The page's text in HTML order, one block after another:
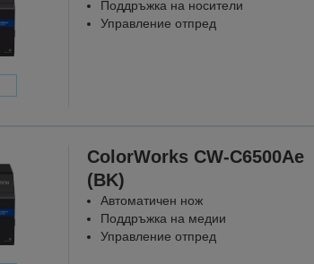
Поддръжка на носители
Управление отпред
ColorWorks CW-C6500Ae
(BK)
Автоматичен нож
Поддръжка на медии
Управление отпред